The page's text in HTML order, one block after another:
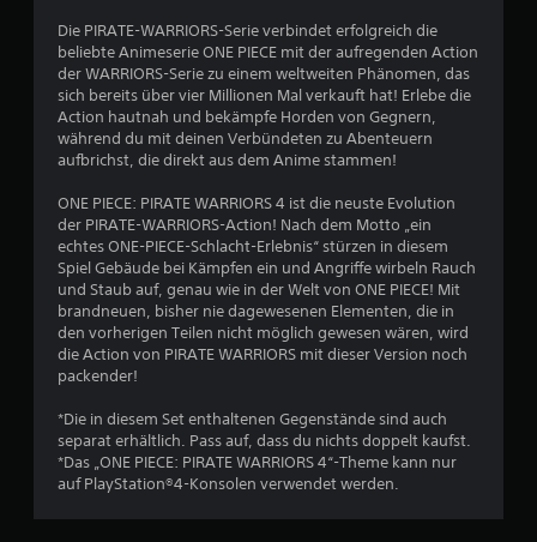
.
6
n
5
S
t
Die PIRATE-WARRIORS-Serie verbindet erfolgreich die
beliebte Animeserie ONE PIECE mit der aufregenden Action
der WARRIORS-Serie zu einem weltweiten Phänomen, das
sich bereits über vier Millionen Mal verkauft hat! Erlebe die
Action hautnah und bekämpfe Horden von Gegnern,
während du mit deinen Verbündeten zu Abenteuern
aufbrichst, die direkt aus dem Anime stammen!
ONE PIECE: PIRATE WARRIORS 4 ist die neuste Evolution
der PIRATE-WARRIORS-Action! Nach dem Motto „ein
echtes ONE-PIECE-Schlacht-Erlebnis“ stürzen in diesem
Spiel Gebäude bei Kämpfen ein und Angriffe wirbeln Rauch
und Staub auf, genau wie in der Welt von ONE PIECE! Mit
brandneuen, bisher nie dagewesenen Elementen, die in
den vorherigen Teilen nicht möglich gewesen wären, wird
die Action von PIRATE WARRIORS mit dieser Version noch
packender!
*Die in diesem Set enthaltenen Gegenstände sind auch
separat erhältlich. Pass auf, dass du nichts doppelt kaufst.
*Das „ONE PIECE: PIRATE WARRIORS 4“-Theme kann nur
auf PlayStation®4-Konsolen verwendet werden.